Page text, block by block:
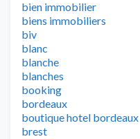
bien immobilier
biens immobiliers
biv
blanc
blanche
blanches
booking
bordeaux
boutique hotel bordeaux
brest